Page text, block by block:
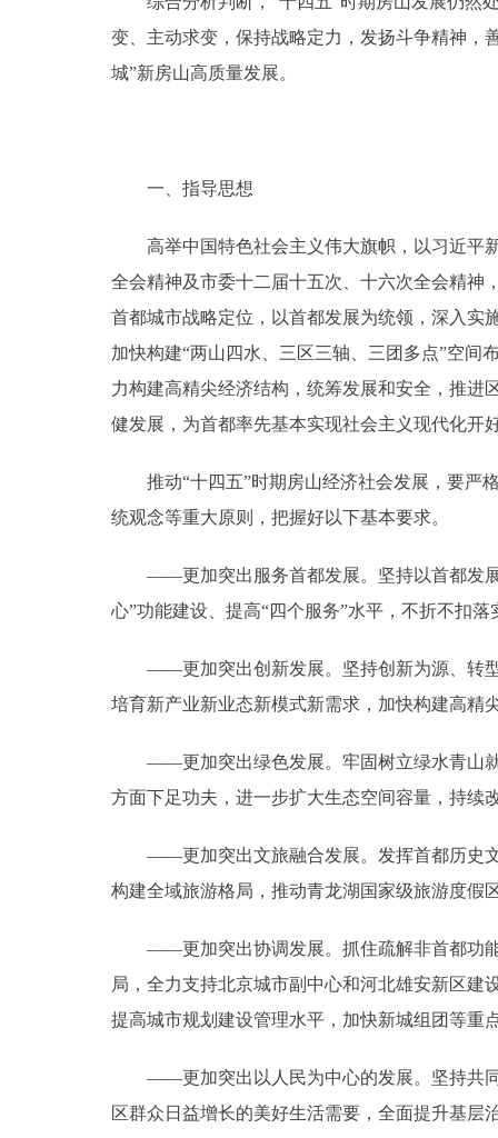
变、主动求变，保持战略定力，发扬斗争精神，
城”新房山高质量发展。
一、指导思想
高举中国特色社会主义伟大旗帜，以习近平新
全会精神及市委十二届十五次、十六次全会精神
首都城市战略定位，以首都发展为统领，深入实
加快构建“两山四水、三区三轴、三团多点”空间
力构建高精尖经济结构，统筹发展和安全，推进
健发展，为首都率先基本实现社会主义现代化开
推动“十四五”时期房山经济社会发展，要严格
统观念等重大原则，把握好以下基本要求。
——更加突出服务首都发展。坚持以首都发展
心”功能建设、提高“四个服务”水平，不折不扣
——更加突出创新发展。坚持创新为源、转型
培育新产业新业态新模式新需求，加快构建高精
——更加突出绿色发展。牢固树立绿水青山就
方面下足功夫，进一步扩大生态空间容量，持续
——更加突出文旅融合发展。发挥首都历史文
构建全域旅游格局，推动青龙湖国家级旅游度假
——更加突出协调发展。抓住疏解非首都功能
局，全力支持北京城市副中心和河北雄安新区
提高城市规划建设管理水平，加快新城组团等重
——更加突出以人民为中心的发展。坚持共同
区群众日益增长的美好生活需要，全面提升基